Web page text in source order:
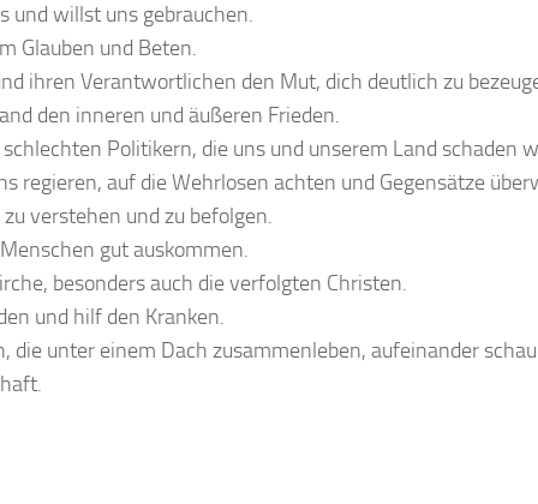
und willst uns gebrauchen.
Glauben und Beten.
ihren Verantwortlichen den Mut, dich deutlich zu
den inneren und äußeren Frieden.
Politikern, die uns und unserem Land schaden
regieren, auf die Wehrlosen achten und Gegensätze
verstehen und zu befolgen.
gut auskommen.
besonders auch die verfolgten Christen.
und hilf den Kranken.
die unter einem Dach zusammenleben, aufeinander